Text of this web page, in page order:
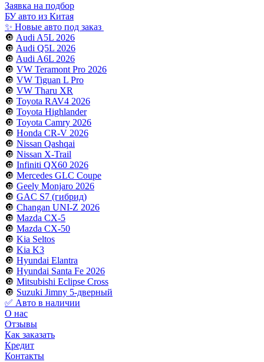
Заявка на подбор
БУ авто из Китая
✨ Новые авто под заказ
🔘 Audi A5L 2026
🔘 Audi Q5L 2026
🔘 Audi A6L 2026
🔘 VW Teramont Pro 2026
🔘 VW Tiguan L Pro
🔘 VW Tharu XR
🔘 Toyota RAV4 2026
🔘 Toyota Highlander
🔘 Toyota Camry 2026
🔘 Honda CR-V 2026
🔘 Nissan Qashqai
🔘 Nissan X-Trail
🔘 Infiniti QX60 2026
🔘 Mercedes GLC Coupe
🔘 Geely Monjaro 2026
🔘 GAC S7 (гибрид)
🔘 Changan UNI-Z 2026
🔘 Mazda CX-5
🔘 Mazda CX-50
🔘 Kia Seltos
🔘 Kia K3
🔘 Hyundai Elantra
🔘 Hyundai Santa Fe 2026
🔘 Mitsubishi Eclipse Cross
🔘 Suzuki Jimny 5-дверный
✅ Авто в наличии
О нас
Отзывы
Как заказать
Кредит
Контакты